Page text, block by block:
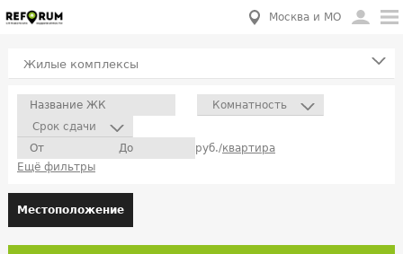
Москва и МО
Жилые комплексы
Комнатность
Срок сдачи
руб./квартира
Ещё фильтры
Местоположение